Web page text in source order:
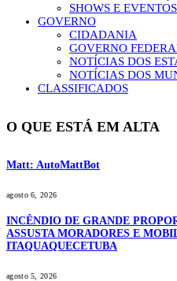
SHOWS E EVENTOS
GOVERNO
CIDADANIA
GOVERNO
NOTÍCIAS DOS
NOTÍCIAS DOS
CLASSIFICADOS
O QUE ESTÁ EM ALTA
Matt: AutoMattBot
agosto 6, 2026
INCÊNDIO DE GRANDE
ASSUSTA MORADORES E
ITAQUAQUECETUBA
agosto 5, 2026